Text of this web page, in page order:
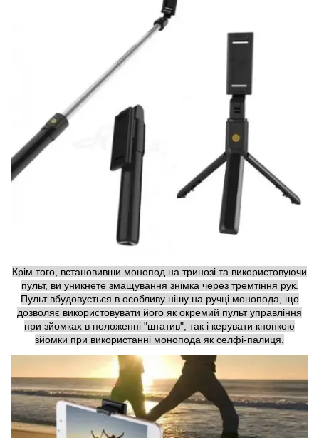
Крім того, встановивши монопод на тринозі та використовуючи
пульт, ви уникнете змащування знімка через тремтіння рук.
Пульт вбудовується в особливу нішу на ручці монопода, що
дозволяє використовувати його як окремий пульт управління
при зйомках в положенні "штатив", так і керувати кнопкою
зйомки при використанні монопода як селфі-палиця.